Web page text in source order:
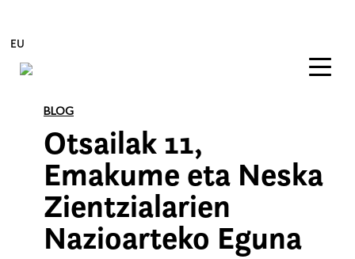
Edukira zuzenean joan
EU
BLOG
Otsailak 11,
Emakume eta Neska
Zientzialarien
Nazioarteko Eguna